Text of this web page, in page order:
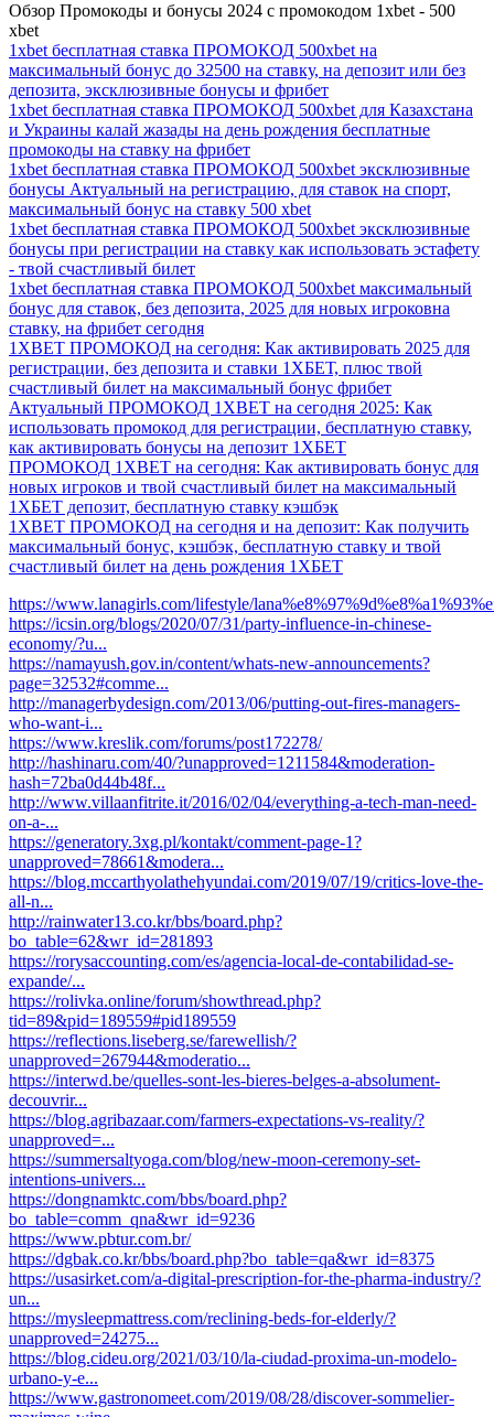
Обзор Промокоды и бонусы 2024 с промокодом 1xbet - 500
xbet
1xbet бесплатная ставка ПРОМОКОД 500xbet на
максимальный бонус до 32500 на ставку, на депозит или без
депозита, эксклюзивные бонусы и фрибет
1xbet бесплатная ставка ПРОМОКОД 500xbet для Казахстана
и Украины калай жазады на день рождения бесплатные
промокоды на ставку на фрибет
1xbet бесплатная ставка ПРОМОКОД 500xbet эксклюзивные
бонусы Актуальный на регистрацию, для ставок на спорт,
максимальный бонус на ставку 500 xbet
1xbet бесплатная ставка ПРОМОКОД 500xbet эксклюзивные
бонусы при регистрации на ставку как использовать эстафету
- твой счастливый билет
1xbet бесплатная ставка ПРОМОКОД 500xbet максимальный
бонус для ставок, без депозита, 2025 для новых игроковна
ставку, на фрибет сегодня
1XBET ПРОМОКОД на сегодня: Как активировать 2025 для
регистрации, без депозита и ставки 1ХБЕТ, плюс твой
счастливый билет на максимальный бонус фрибет
Актуальный ПРОМОКОД 1XBET на сегодня 2025: Как
использовать промокод для регистрации, бесплатную ставку,
как активировать бонусы на депозит 1ХБЕТ
ПРОМОКОД 1XBET на сегодня: Как активировать бонус для
новых игроков и твой счастливый билет на максимальный
1ХБЕТ депозит, бесплатную ставку кэшбэк
1XBET ПРОМОКОД на сегодня и на депозит: Как получить
максимальный бонус, кэшбэк, бесплатную ставку и твой
счастливый билет на день рождения 1ХБЕТ
https://www.lanagirls.com/lifestyle/
https://icsin.org/blogs/2020/07/31/party-influence-in-chinese-
economy/?u...
https://namayush.gov.in/content/whats-new-announcements?
page=32532#comme...
http://managerbydesign.com/2013/06/putting-out-fires-managers-
who-want-i...
https://www.kreslik.com/forums/post172278/
http://hashinaru.com/40/?unapproved=1211584&moderation-
hash=72ba0d44b48f...
http://www.villaanfitrite.it/2016/02/04/everything-a-tech-man-need-
on-a-...
https://generatory.3xg.pl/kontakt/comment-page-1?
unapproved=78661&modera...
https://blog.mccarthyolathehyundai.com/2019/07/19/critics-love-the-
all-n...
http://rainwater13.co.kr/bbs/board.php?
bo_table=62&wr_id=281893
https://rorysaccounting.com/es/agencia-local-de-contabilidad-se-
expande/...
https://rolivka.online/forum/showthread.php?
tid=89&pid=189559#pid189559
https://reflections.liseberg.se/farewellish/?
unapproved=267944&moderatio...
https://interwd.be/quelles-sont-les-bieres-belges-a-absolument-
decouvrir...
https://blog.agribazaar.com/farmers-expectations-vs-reality/?
unapproved=...
https://summersaltyoga.com/blog/new-moon-ceremony-set-
intentions-univers...
https://dongnamktc.com/bbs/board.php?
bo_table=comm_qna&wr_id=9236
https://www.pbtur.com.br/
https://dgbak.co.kr/bbs/board.php?bo_table=qa&wr_id=8375
https://usasirket.com/a-digital-prescription-for-the-pharma-industry/?
un...
https://mysleepmattress.com/reclining-beds-for-elderly/?
unapproved=24275...
https://blog.cideu.org/2021/03/10/la-ciudad-proxima-un-modelo-
urbano-y-e...
https://www.gastronomeet.com/2019/08/28/discover-sommelier-